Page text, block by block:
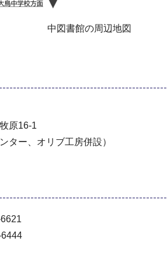
中図書館の周辺地図
原16-1
ター、オリブ工房併設）